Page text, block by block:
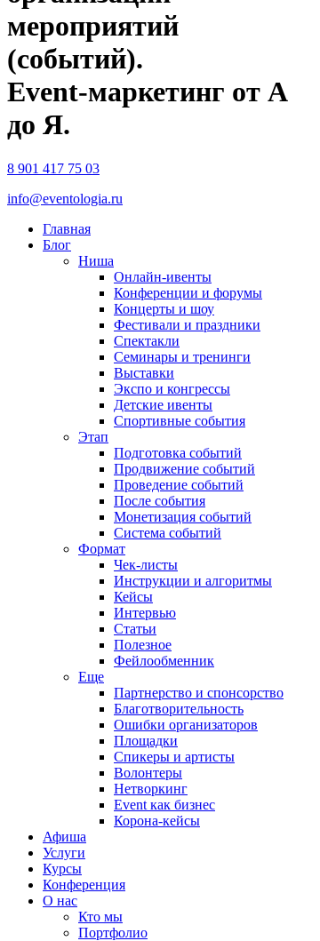
мероприятий
(событий).
Event-маркетинг от А
до Я.
8 901 417 75 03
info@eventologia.ru
Главная
Блог
Ниша
Онлайн-ивенты
Конференции и форумы
Концерты и шоу
Фестивали и праздники
Спектакли
Семинары и тренинги
Выставки
Экспо и конгрессы
Детские ивенты
Спортивные события
Этап
Подготовка событий
Продвижение событий
Проведение событий
После события
Монетизация событий
Система событий
Формат
Чек-листы
Инструкции и алгоритмы
Кейсы
Интервью
Статьи
Полезное
Фейлообменник
Еще
Партнерство и спонсорство
Благотворительность
Ошибки организаторов
Площадки
Спикеры и артисты
Волонтеры
Нетворкинг
Event как бизнес
Корона-кейсы
Афиша
Услуги
Курсы
Конференция
О нас
Кто мы
Портфолио